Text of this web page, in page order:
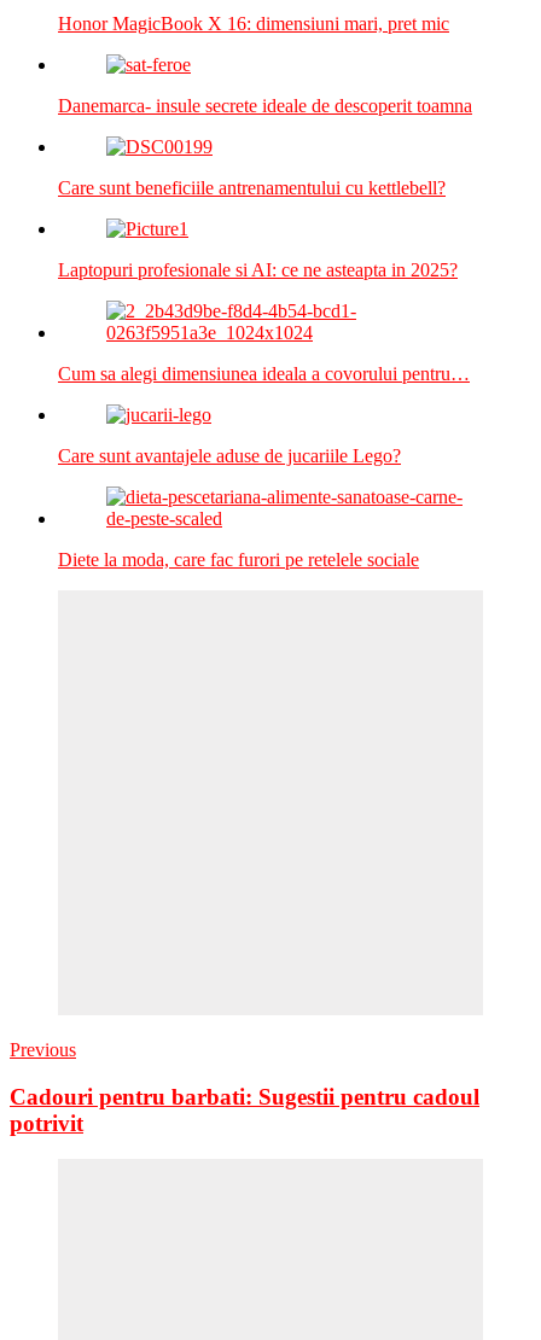
Honor MagicBook X 16: dimensiuni mari, pret mic
Danemarca- insule secrete ideale de descoperit toamna
Care sunt beneficiile antrenamentului cu kettlebell?
Laptopuri profesionale si AI: ce ne asteapta in 2025?
Cum sa alegi dimensiunea ideala a covorului pentru…
Care sunt avantajele aduse de jucariile Lego?
Diete la moda, care fac furori pe retelele sociale
Previous
Cadouri pentru barbati: Sugestii pentru cadoul
potrivit